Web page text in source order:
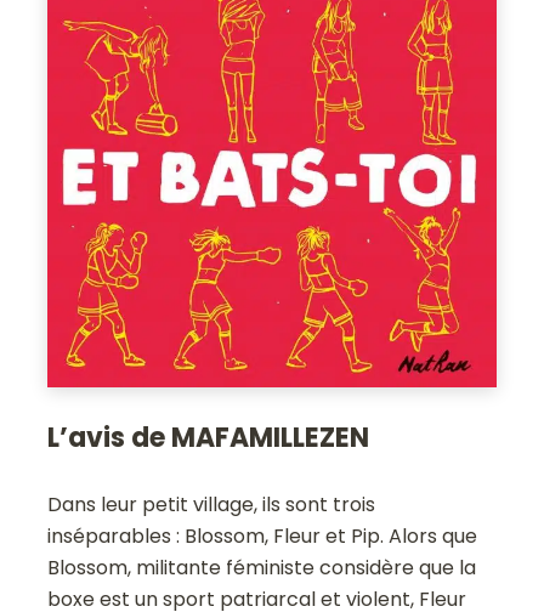
L’avis de MAFAMILLEZEN
Dans leur petit village, ils sont trois
inséparables : Blossom, Fleur et Pip. Alors que
Blossom, militante féministe considère que la
boxe est un sport patriarcal et violent, Fleur